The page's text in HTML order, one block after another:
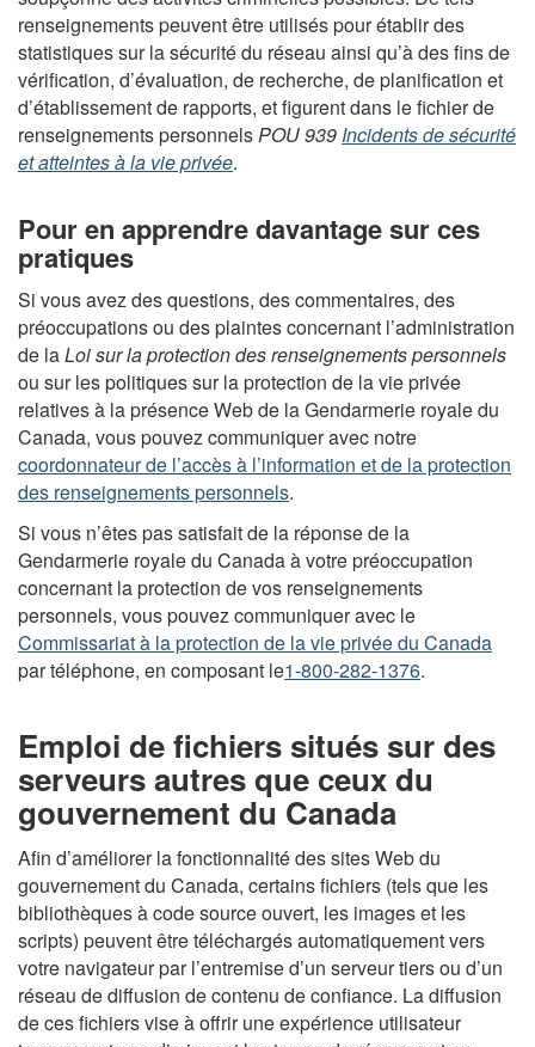
renseignements peuvent être utilisés pour établir des
statistiques sur la sécurité du réseau ainsi qu’à des fins de
vérification, d’évaluation, de recherche, de planification et
d’établissement de rapports, et figurent dans le fichier de
renseignements personnelsPOU 939 Incidents de sécurité
et atteintes à la vie privée.
Pour en apprendre davantage sur ces
pratiques
Si vous avez des questions, des commentaires, des
préoccupations ou des plaintes concernant l’administration
de laLoi sur la protection des renseignements personnels
ou sur les politiques sur la protection de la vie privée
relatives à la présence Web de la Gendarmerie royale du
Canada, vous pouvez communiquer avec notre
coordonnateur de l’accès à l’information et de la protection
des renseignements personnels.
Si vous n’êtes pas satisfait de la réponse de la
Gendarmerie royale du Canada à votre préoccupation
concernant la protection de vos renseignements
personnels, vous pouvez communiquer avec le
Commissariat à la protection de la vie privée du Canada
par téléphone, en composant le1-800-282-1376.
Emploi de fichiers situés sur des
serveurs autres que ceux du
gouvernement du Canada
Afin d’améliorer la fonctionnalité des sites Web du
gouvernement du Canada, certains fichiers (tels que les
bibliothèques à code source ouvert, les images et les
scripts) peuvent être téléchargés automatiquement vers
votre navigateur par l’entremise d’un serveur tiers ou d’un
réseau de diffusion de contenu de confiance. La diffusion
de ces fichiers vise à offrir une expérience utilisateur